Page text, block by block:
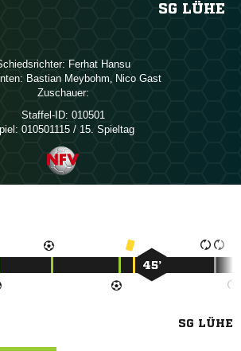
SG LÜHE
 
 ,  
Zuschauer:
Staffel-ID: 010501
010501115 / 15. Spieltag
45’
SG LÜHE